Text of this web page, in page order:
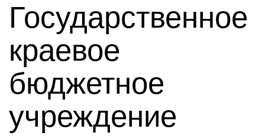
Государственное
краевое
бюджетное
учреждение